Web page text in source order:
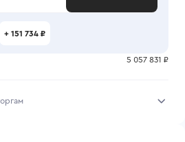
+ 151 734 ₽
5 057 831 ₽